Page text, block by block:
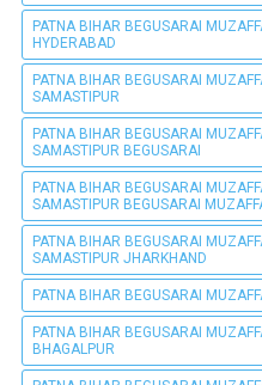
PATNA BIHAR BEGUSARAI
HYDERABAD
PATNA BIHAR BEGUSARAI
SAMASTIPUR
PATNA BIHAR BEGUSARAI
SAMASTIPUR BEGUSARAI
PATNA BIHAR BEGUSARAI
SAMASTIPUR BEGUSARAI
PATNA BIHAR BEGUSARAI
SAMASTIPUR JHARKHAND
PATNA BIHAR BEGUSARAI
PATNA BIHAR BEGUSARAI
BHAGALPUR